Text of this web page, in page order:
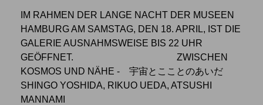
IM RAHMEN DER LANGE NACHT DER MUSEEN
HAMBURG AM SAMSTAG, DEN 18. APRIL, IST DIE
GALERIE AUSNAHMSWEISE BIS 22 UHR
GEÖFFNET. ZWISCHEN
KOSMOS UND NÄHE - 宇宙とこことのあいだ
SHINGO YOSHIDA, RIKUO UEDA, ATSUSHI
MANNAMI